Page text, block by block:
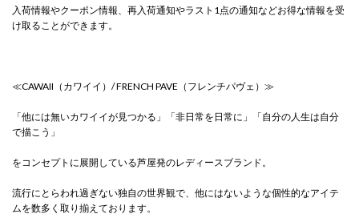
入荷情報やクーポン情報、再入荷通知やラスト1点の通知などお得な情報を受
け取ることができます。
≪CAWAII（カワイイ）/ FRENCH PAVE（フレンチパヴェ）≫
「他には無いカワイイが見つかる」「非日常を日常に」「自分の人生は自分
で描こう」
をコンセプトに展開している芦屋発のレディースブランド。
流行にとらわれ過ぎない独自の世界観で、他にはないような個性的なアイテ
ムを数多く取り揃えております。